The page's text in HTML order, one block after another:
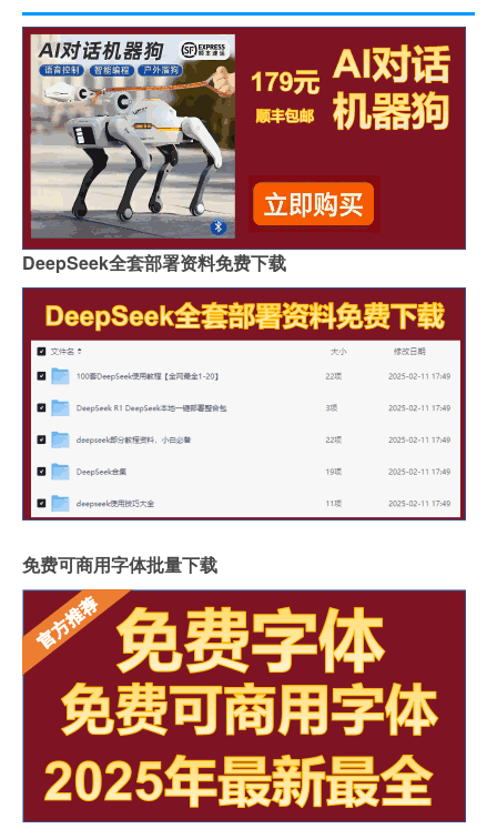
DeepSeek全套部署资料免费下载
免费可商用字体批量下载